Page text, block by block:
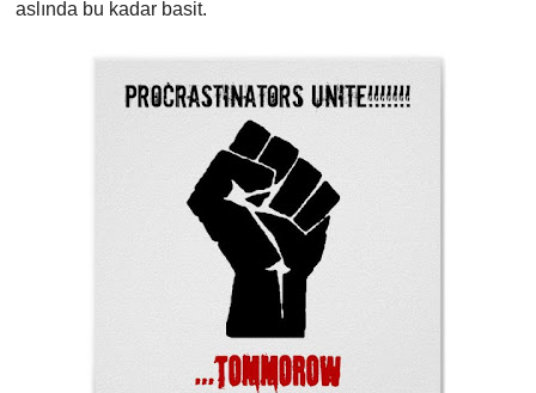
aslında bu kadar basit.